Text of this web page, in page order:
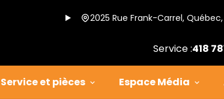
2025 Rue Frank-Carrel,
Service :418
Service et pièces Espace Média